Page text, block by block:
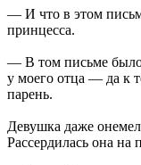
— И что в этом
принцесса.
— В том письме было
у моего отца — да к
парень.
Девушка даже
Рассердилась она на